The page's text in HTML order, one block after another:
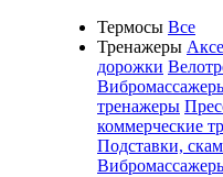
Термосы Все
Тренажеры
дорожки
тренажеры
коммерческие
Подставки,